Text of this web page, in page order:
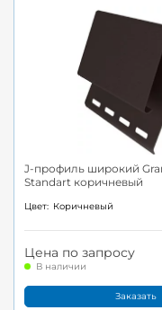
J-профиль широкий
Standart коричневый
Цвет: Коричневый
Цена по запросу
В наличии
Заказать